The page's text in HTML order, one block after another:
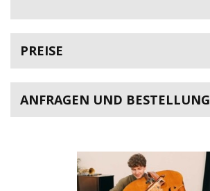
PREISE
ANFRAGEN UND BESTELLUNG